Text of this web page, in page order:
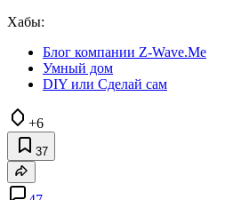
Хабы:
Блог компании Z-Wave.Me
Умный дом
DIY или Сделай сам
+6
37